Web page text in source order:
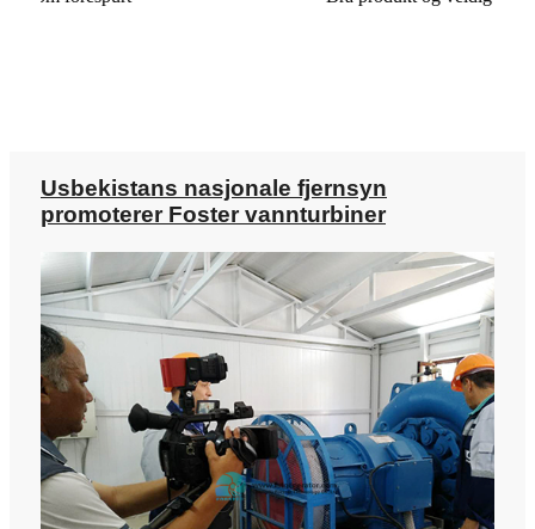
Usbekistans nasjonale fjernsyn
promoterer Foster vannturbiner